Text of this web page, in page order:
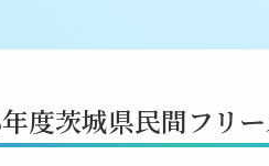
度茨城県民間フリ